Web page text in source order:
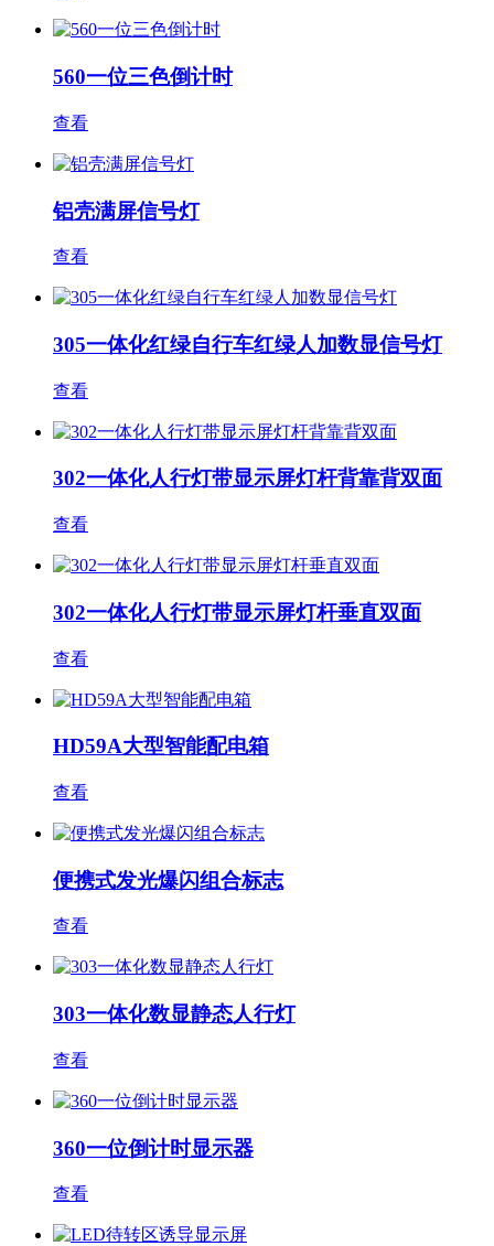
560一位三色倒计时
查看
铝壳满屏信号灯
查看
305一体化红绿自行车红绿人加数显信号灯
查看
302一体化人行灯带显示屏灯杆背靠背双面
查看
302一体化人行灯带显示屏灯杆垂直双面
查看
HD59A大型智能配电箱
查看
便携式发光爆闪组合标志
查看
303一体化数显静态人行灯
查看
360一位倒计时显示器
查看